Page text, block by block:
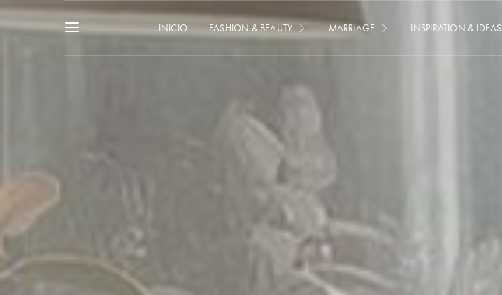
INICIO FASHION & BEAUTY MARRIAGE INSPIRATION & IDEAS